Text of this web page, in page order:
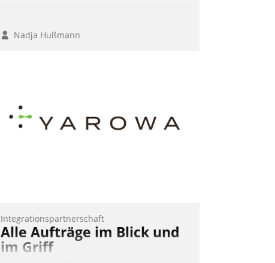
Nadja Hußmann
Integrationspartnerschaft
Alle Aufträge im Blick und
im Griff